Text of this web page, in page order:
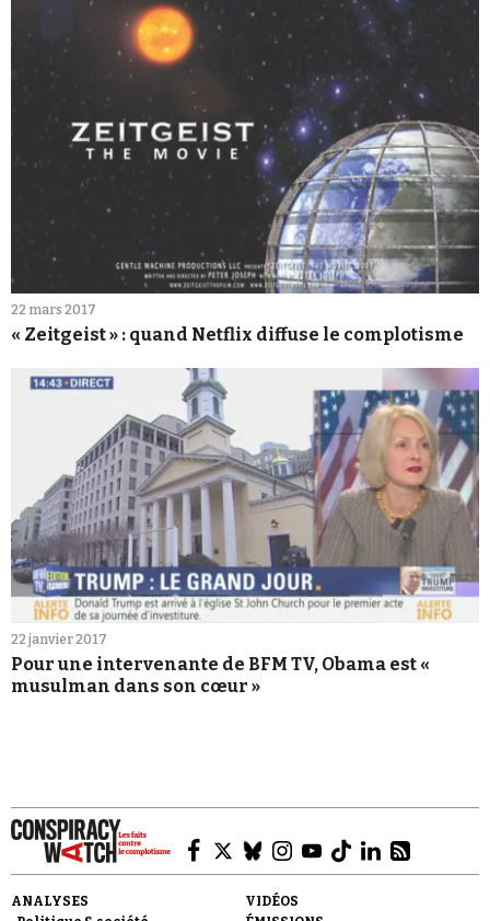
22 mars 2017
« Zeitgeist » : quand Netflix diffuse le complotisme
22 janvier 2017
Pour une intervenante de BFM TV, Obama est «
musulman dans son cœur »
ANALYSES
VIDÉOS